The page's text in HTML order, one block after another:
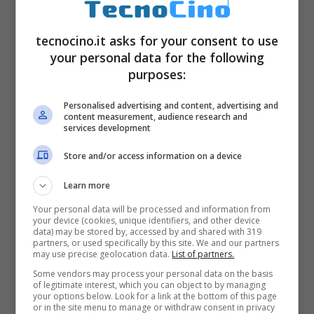
OnePlus 5 181194
HTC U11 180100
Samsung Galaxy S8 Plus G955F
172550
iPhone 7 Plus 170650
Samsung Galaxy S8 Plus G9550
170650
Sony Xperia XZ Premium 168505
tecnocino.it asks for your consent to use
your personal data for the following
purposes:
Personalised advertising and content, advertising and
content measurement, audience research and
services development
Store and/or access information on a device
Learn more
Your personal data will be processed and information from
your device (cookies, unique identifiers, and other device
data) may be stored by, accessed by and shared with 319
partners, or used specifically by this site. We and our partners
may use precise geolocation data. List of partners.
Some vendors may process your personal data on the basis
of legitimate interest, which you can object to by managing
your options below. Look for a link at the bottom of this page
or in the site menu to manage or withdraw consent in privacy